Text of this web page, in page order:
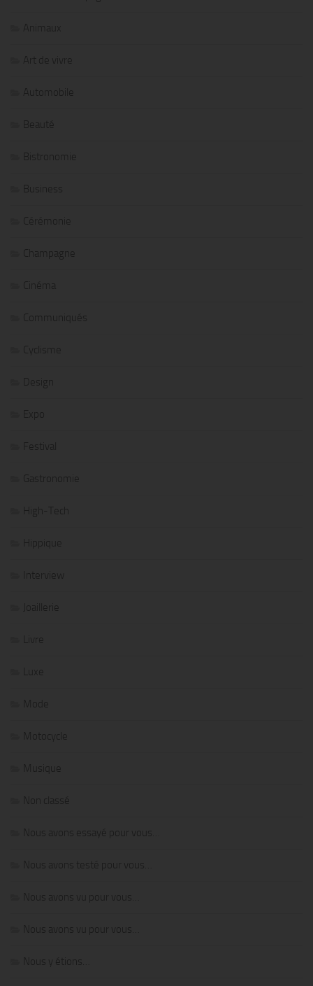
Animaux
Art de vivre
Automobile
Beauté
Bistronomie
Business
Cérémonie
Champagne
Cinéma
Communiqués
Cyclisme
Design
Expo
Festival
Gastronomie
High-Tech
Hippique
Interview
Joaillerie
Livre
Luxe
Mode
Motocycle
Musique
Non classé
Nous avons essayé pour vous…
Nous avons testé pour vous…
Nous avons vu pour vous…
Nous avons vu pour vous…
Nous y étions…